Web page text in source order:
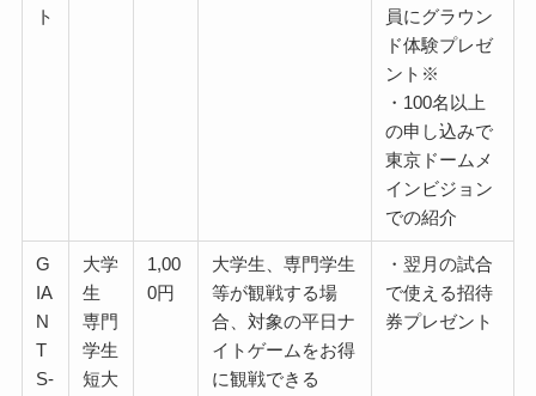
ト
員にグラウン
ド体験プレゼ
ント※
・100名以上
の申し込みで
東京ドームメ
インビジョン
での紹介
G
IA
N
T
S-
大学
生
専門
学生
短大
1,00
0円
大学生、専門学生
等が観戦する場
合、対象の平日ナ
イトゲームをお得
に観戦できる
・翌月の試合
で使える招待
券プレゼント